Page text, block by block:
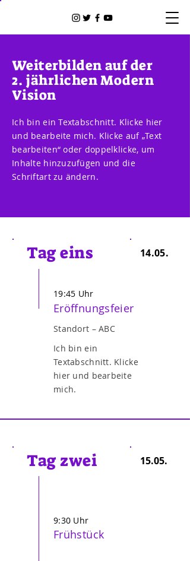
Weiterbilden auf der
2. jährlichen Modern
Vision
Ich bin ein Textabschnitt. Klicke hier
und bearbeite mich. Klicke auf „Text
bearbeiten“ oder doppelklicke, um
Inhalte hinzuzufügen und die
Schriftart zu ändern.
Tag eins 14.05.
19:45 Uhr
Eröffnungsfeier
Standort – ABC
Ich bin ein
Textabschnitt. Klicke
hier und bearbeite
mich.
Tag zwei 15.05.
9:30 Uhr
Frühstück